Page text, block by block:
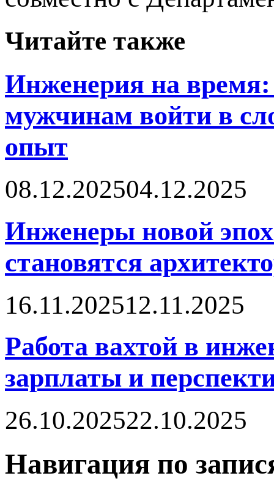
Читайте также
Инженерия на время:
мужчинам войти в
опыт
08.12.202504.12.2025
Инженеры новой
становятся
16.11.202512.11.2025
Работа вахтой в
зарплаты и
26.10.202522.10.2025
Навигация по